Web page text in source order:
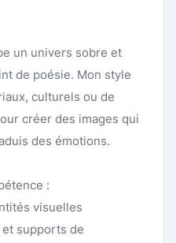
un univers sobre et
de poésie. Mon style
culturels ou de
créer des images qui
des émotions.
:
visuelles
supports de